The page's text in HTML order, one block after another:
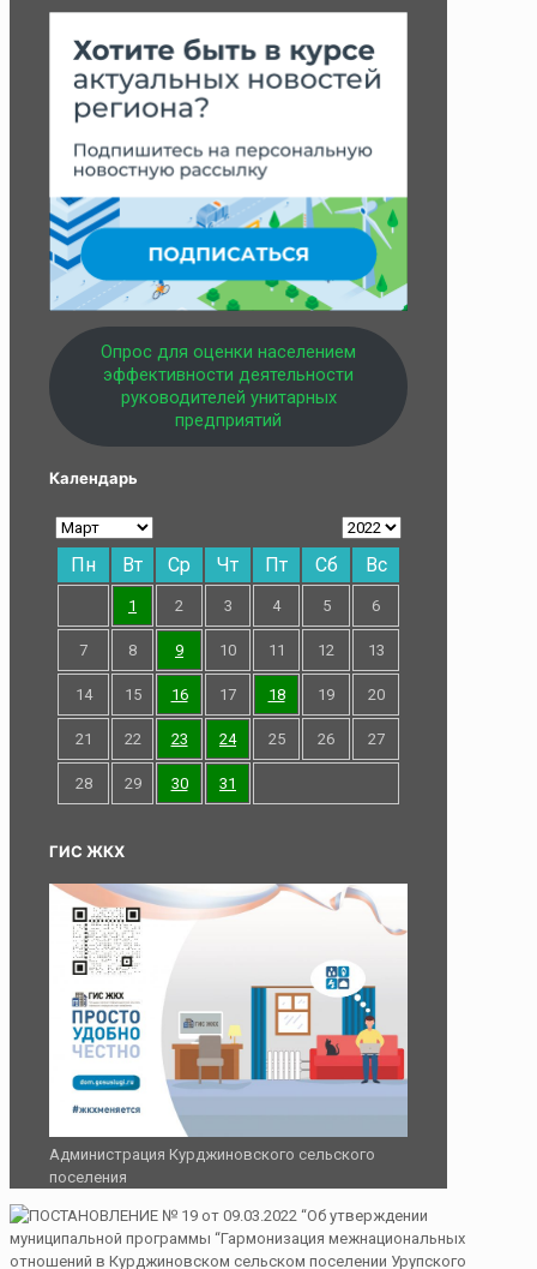
Опрос для оценки населением
эффективности деятельности
руководителей унитарных
предприятий
Календарь
Пн Вт Ср Чт Пт Сб Вс
1 2 3 4 5 6
7 8 9 10 11 12 13
14 15 16 17 18 19 20
21 22 23 24 25 26 27
28 29 30 31
ГИС ЖКХ
Администрация Курджиновского сельского
поселения